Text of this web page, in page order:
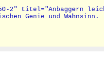
2" titel="Anbaggern
Genie und Wahnsinn.